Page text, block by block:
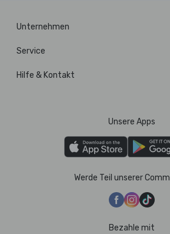
Unternehmen
Service
Hilfe & Kontakt
Unsere Apps
Werde Teil unserer
Bezahle mit